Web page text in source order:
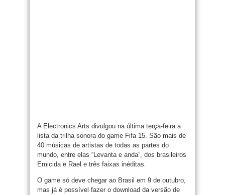
A Electronics Arts divulgou na última terça-feira a
lista da trilha sonora do game Fifa 15. São mais de
40 músicas de artistas de todas as partes do
mundo, entre elas “Levanta e anda”, dos brasileiros
Emicida e Rael e três faixas inéditas.
O game só deve chegar ao Brasil em 9 de outubro,
mas já é possível fazer o download da versão de